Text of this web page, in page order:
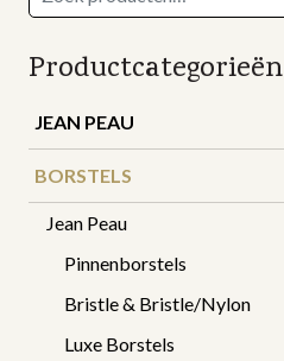
naar:
Productcategorieën
JEAN PEAU
BORSTELS
Jean Peau
Pinnenborstels
Bristle & Bristle/Nylon
Luxe Borstels